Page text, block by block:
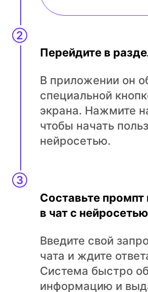
Перейдите в
В приложении он
специальной
экрана. Нажмите
чтобы начать
нейросетью.
Составьте промпт
в чат с нейросетью
Введите свой
чата и ждите
Система быстро
информацию и